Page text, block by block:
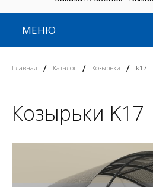
МЕНЮ
Главная / Каталог / Козырьки / k17
Козырьки K17